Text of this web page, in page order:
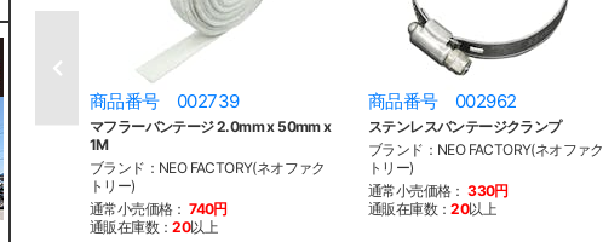
商品番号 002739
マフラーバンテージ 2.0mm x 50mm x
1M
ブランド：NEO FACTORY(ネオファク
トリー)
通常小売価格： 740円
通販在庫数：20以上
商品番号 002962
ステンレスバンテージクランプ
ブランド：NEO FACTORY(ネオファク
トリー)
通常小売価格： 330円
通販在庫数：20以上